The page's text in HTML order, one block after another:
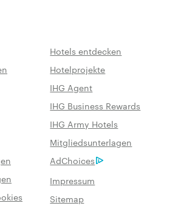
Hotels entdecken
Hotelprojekte
IHG Agent
IHG Business Rewards
IHG Army Hotels
Mitgliedsunterlagen
AdChoices
Impressum
Sitemap